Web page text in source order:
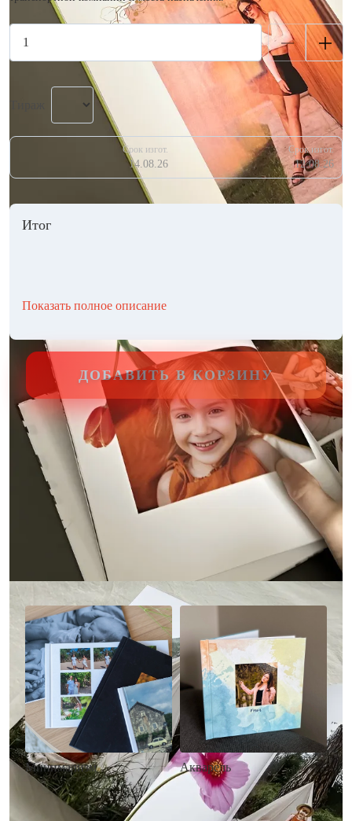
Срок изгот.
14.08.26
Срок изгот.
12.08.26
Итог
Показать полное описание
ДОБАВИТЬ В КОРЗИНУ
Другие стили фотокниг
Минимализм
• Без декора
• Выбор цвета фона
Акварель
• Декор в стиле
акварельных красок